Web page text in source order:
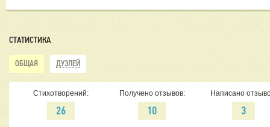
СТАТИСТИКА
ОБЩАЯ ДУЭЛЕЙ
Стихотворений:
26
Получено отзывов:
10
Написано
3